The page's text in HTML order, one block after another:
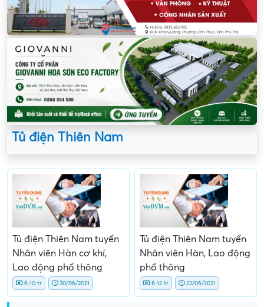
Tủ điện Thiên Nam
Tủ điện Thiên Nam tuyển
Nhân viên Hàn cơ khí,
Lao động phổ thông
6-10 tr 30/06/2021
Tủ điện Thiên Nam tuyển
Nhân viên Hàn, Lao động
phổ thông
6-12 tr 22/06/2021